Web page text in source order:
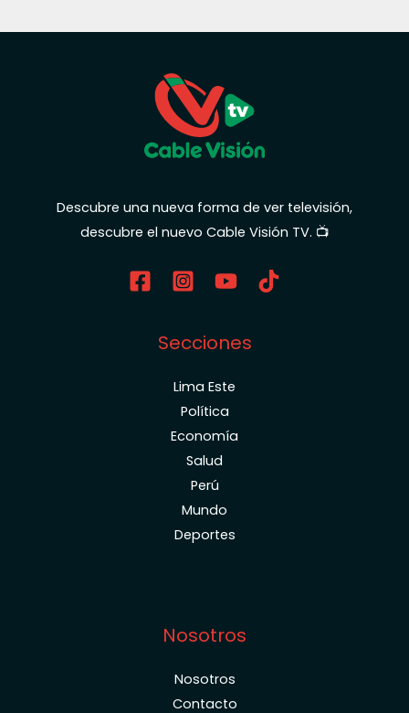
Descubre una nueva forma de ver televisión,
descubre el nuevo Cable Visión TV. 📺
Secciones
Lima Este
Política
Economía
Salud
Perú
Mundo
Deportes
Nosotros
Nosotros
Contacto